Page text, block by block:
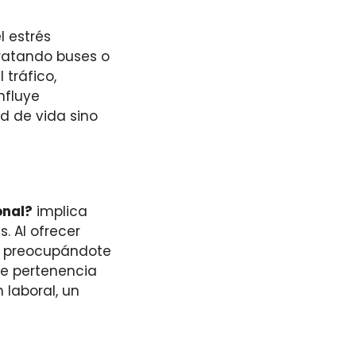
estrés
buses o
tráfico,
de vida sino
implica
Al ofrecer
pertenencia
un